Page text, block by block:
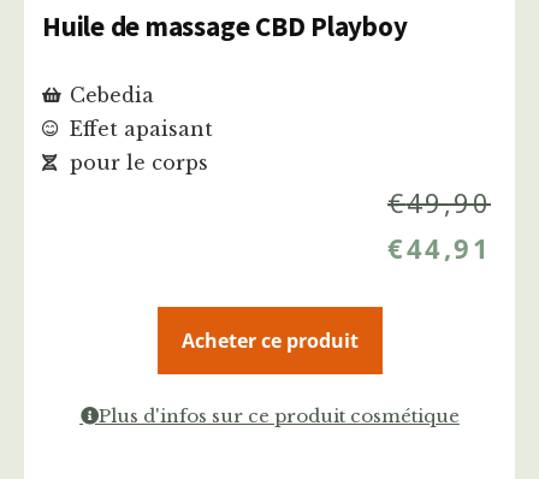
Huile de massage CBD Playboy
Cebedia
Effet apaisant
pour le corps
€49,90
€44,91
Acheter ce produit
Plus d'infos sur ce produit cosmétique